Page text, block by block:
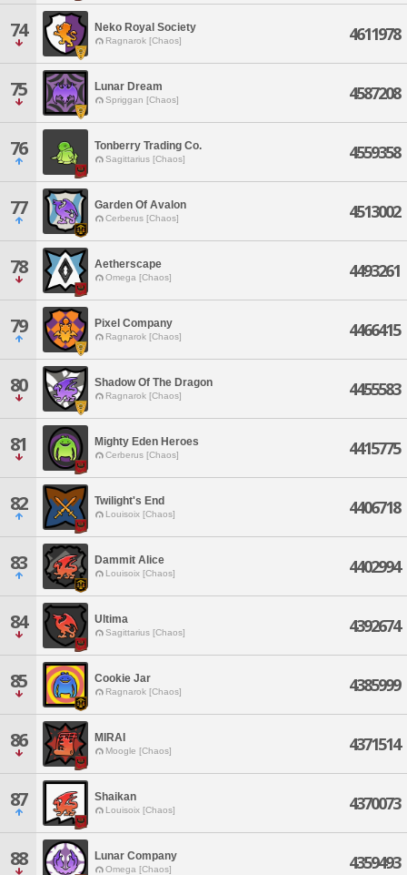
74 Neko Royal Society
Ragnarok [Chaos] 4611978
75 Lunar Dream
Spriggan [Chaos] 4587208
76 Tonberry Trading Co.
Sagittarius [Chaos] 4559358
77 Garden Of Avalon
Cerberus [Chaos] 4513002
78 Aetherscape
Omega [Chaos] 4493261
79 Pixel Company
Ragnarok [Chaos] 4466415
80 Shadow Of The Dragon
Ragnarok [Chaos] 4455583
81 Mighty Eden Heroes
Cerberus [Chaos] 4415775
82 Twilight's End
Louisoix [Chaos] 4406718
83 Dammit Alice
Louisoix [Chaos] 4402994
84 Ultima
Sagittarius [Chaos] 4392674
85 Cookie Jar
Ragnarok [Chaos] 4385999
86 MIRAI
Moogle [Chaos] 4371514
87 Shaikan
Louisoix [Chaos] 4370073
88 Lunar Company
Omega [Chaos] 4359493